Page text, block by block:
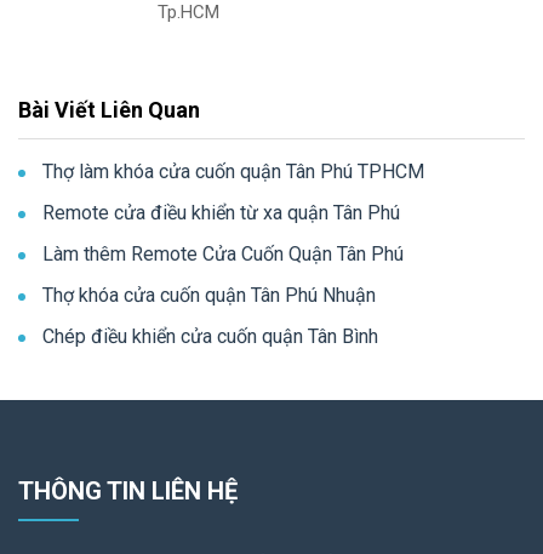
Tp.HCM
Bài Viết Liên Quan
Thợ làm khóa cửa cuốn quận Tân Phú TPHCM
Remote cửa điều khiển từ xa quận Tân Phú
Làm thêm Remote Cửa Cuốn Quận Tân Phú
Thợ khóa cửa cuốn quận Tân Phú Nhuận
Chép điều khiển cửa cuốn quận Tân Bình
THÔNG TIN LIÊN HỆ